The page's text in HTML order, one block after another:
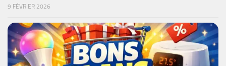
9 FÉVRIER 2026